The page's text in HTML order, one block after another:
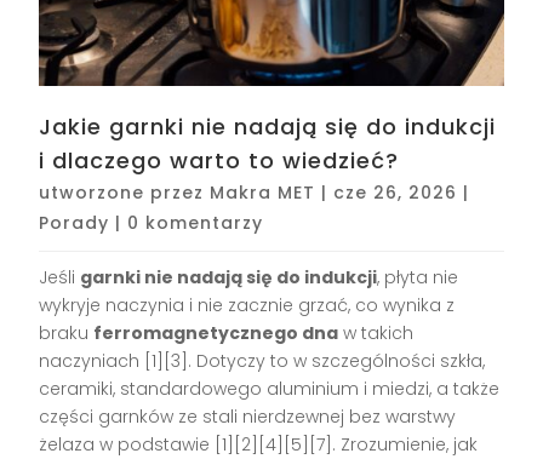
Jakie garnki nie nadają się do indukcji
i dlaczego warto to wiedzieć?
utworzone przez Makra MET | cze 26, 2026 |
Porady | 0 komentarzy
Jeśli garnki nie nadają się do indukcji, płyta nie
wykryje naczynia i nie zacznie grzać, co wynika z
braku ferromagnetycznego dna w takich
naczyniach [1][3]. Dotyczy to w szczególności szkła,
ceramiki, standardowego aluminium i miedzi, a także
części garnków ze stali nierdzewnej bez warstwy
żelaza w podstawie [1][2][4][5][7]. Zrozumienie, jak